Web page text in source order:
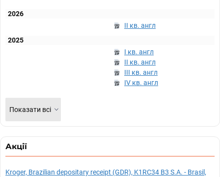
2026
II кв. англ
2025
I кв. англ
II кв. англ
III кв. англ
IV кв. англ
Показати всі
Акції
Kroger, Brazilian depositary receipt (GDR), K1RC34 B3 S.A. - Brasil,